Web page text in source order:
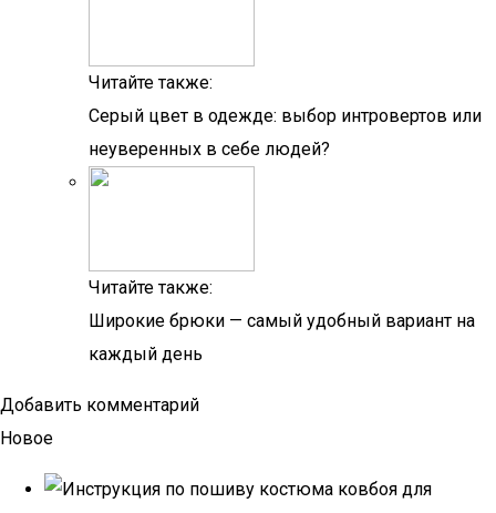
Читайте также:
Серый цвет в одежде: выбор интровертов или
неуверенных в себе людей?
Читайте также:
Широкие брюки — самый удобный вариант на
каждый день
Добавить комментарий
Новое